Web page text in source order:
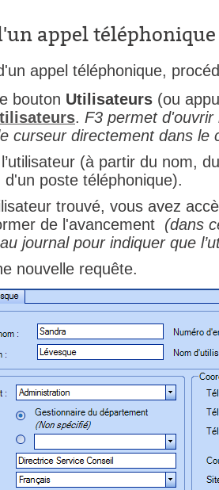
Suivi
Tâches
TLS Sécurité
utilisateur
utilisateurs
Utilisation
Utilisation
Utilisation
WMI
appel téléphonique
appel téléphonique,
bouton Utilisateurs (ou
. F3 permet
curseur directement dans le
(à partir du nom,
d'un poste téléphonique).
trouvé, vous avez
de l'avancement (dans
journal pour indiquer que
nouvelle requête.